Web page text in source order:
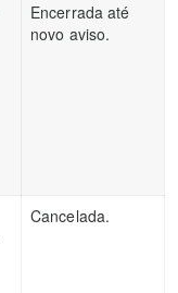
Encerrada até
novo aviso.
Cancelada.